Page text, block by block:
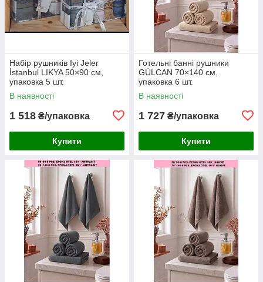
Набір рушників Iyi Jeler
İstanbul LIKYA 50×90 см,
упаковка 5 шт.
В наявності
1 518 ₴/упаковка
Купити
Готельні банні рушники
GÜLCAN 70×140 см,
упаковка 6 шт.
В наявності
1 727 ₴/упаковка
Купити